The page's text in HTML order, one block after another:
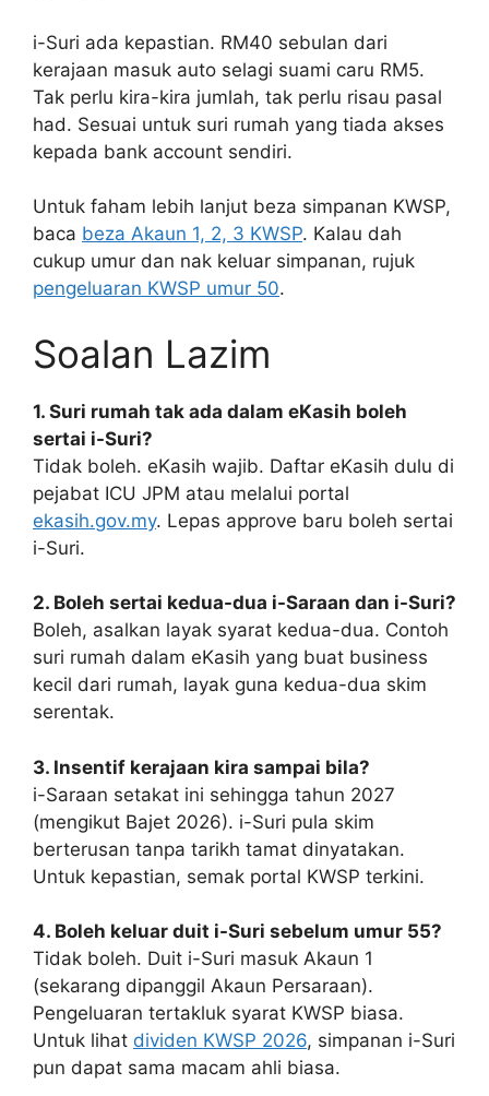
i-Suri ada kepastian. RM40 sebulan dari
kerajaan masuk auto selagi suami caru RM5.
Tak perlu kira-kira jumlah, tak perlu risau pasal
had. Sesuai untuk suri rumah yang tiada akses
kepada bank account sendiri.
Untuk faham lebih lanjut beza simpanan KWSP,
baca beza Akaun 1, 2, 3 KWSP. Kalau dah
cukup umur dan nak keluar simpanan, rujuk
pengeluaran KWSP umur 50.
Soalan Lazim
1. Suri rumah tak ada dalam eKasih boleh
sertai i-Suri?
Tidak boleh. eKasih wajib. Daftar eKasih dulu di
pejabat ICU JPM atau melalui portal
ekasih.gov.my. Lepas approve baru boleh sertai
i-Suri.
2. Boleh sertai kedua-dua i-Saraan dan i-Suri?
Boleh, asalkan layak syarat kedua-dua. Contoh
suri rumah dalam eKasih yang buat business
kecil dari rumah, layak guna kedua-dua skim
serentak.
3. Insentif kerajaan kira sampai bila?
i-Saraan setakat ini sehingga tahun 2027
(mengikut Bajet 2026). i-Suri pula skim
berterusan tanpa tarikh tamat dinyatakan.
Untuk kepastian, semak portal KWSP terkini.
4. Boleh keluar duit i-Suri sebelum umur 55?
Tidak boleh. Duit i-Suri masuk Akaun 1
(sekarang dipanggil Akaun Persaraan).
Pengeluaran tertakluk syarat KWSP biasa.
Untuk lihat dividen KWSP 2026, simpanan i-Suri
pun dapat sama macam ahli biasa.